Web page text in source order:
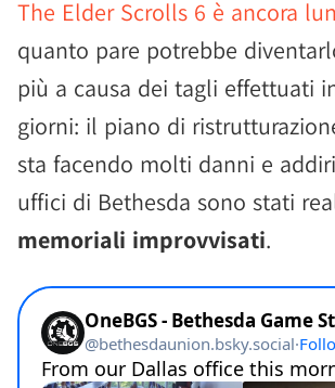
The Elder Scrolls 6 è ancora
quanto pare potrebbe
più a causa dei tagli effettuati
giorni: il piano di
sta facendo molti danni e
uffici di Bethesda sono stati
memoriali improvvisati.